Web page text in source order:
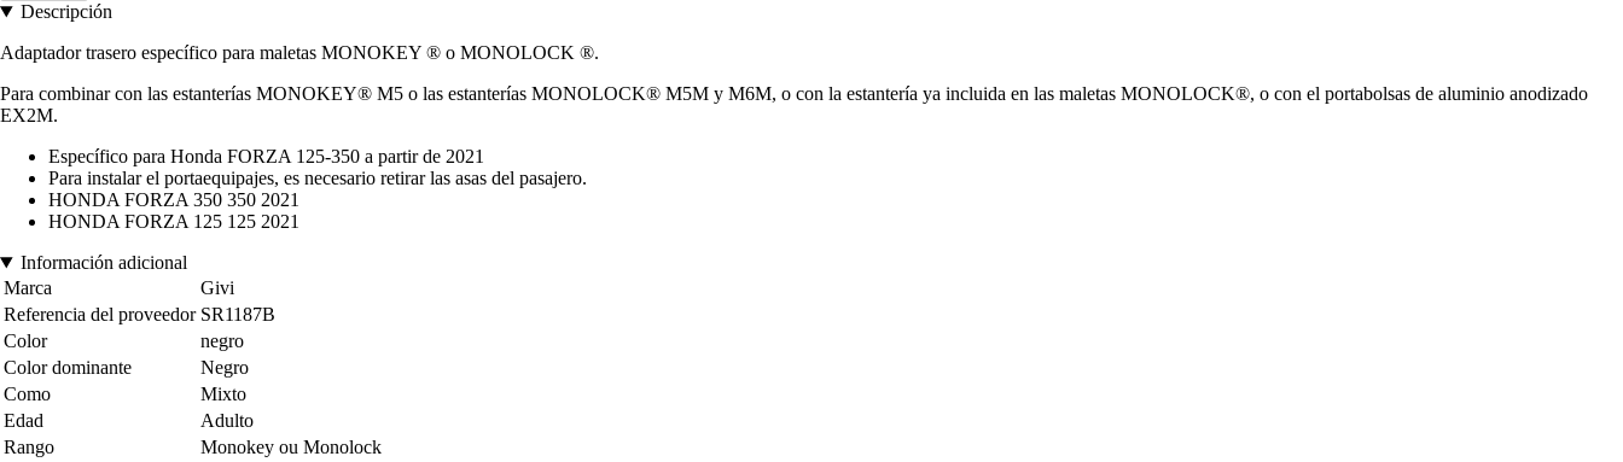
Descripción
Adaptador trasero específico para maletas MONOKEY ® o MONOLOCK ®.
Para combinar con las estanterías MONOKEY® M5 o las estanterías MONOLOCK® M5M y M6M, o con la estantería ya incluida en las maletas MONOLOCK®, o con el portabolsas de aluminio anodizado
EX2M.
Específico para Honda FORZA 125-350 a partir de 2021
Para instalar el portaequipajes, es necesario retirar las asas del pasajero.
HONDA FORZA 350 350 2021
HONDA FORZA 125 125 2021
Información adicional
Marca
Givi
Referencia del proveedor SR1187B
Color
negro
Color dominante
Negro
Como
Mixto
Edad
Adulto
Rango
Monokey ou Monolock